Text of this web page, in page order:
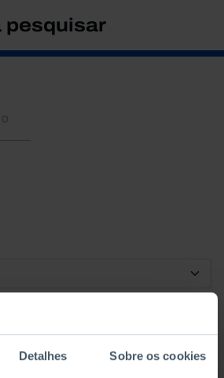
Detalhes Sobre os cookies
pesquisar